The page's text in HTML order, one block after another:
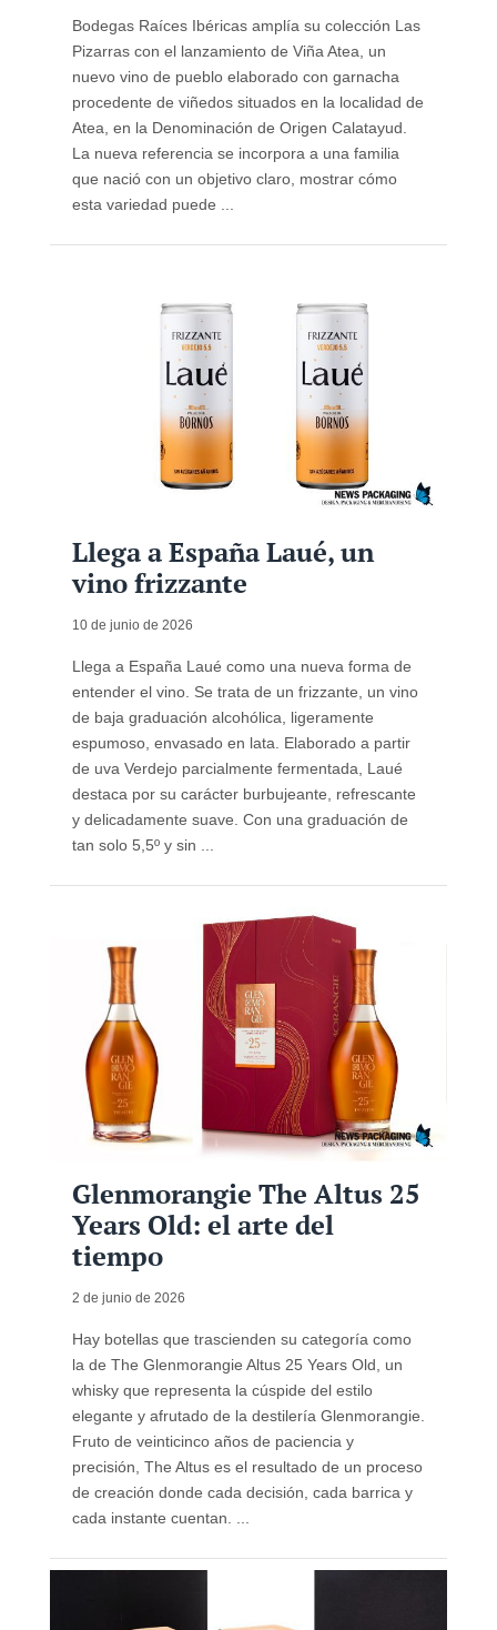
Bodegas Raíces Ibéricas amplía su colección Las
Pizarras con el lanzamiento de Viña Atea, un
nuevo vino de pueblo elaborado con garnacha
procedente de viñedos situados en la localidad de
Atea, en la Denominación de Origen Calatayud.
La nueva referencia se incorpora a una familia
que nació con un objetivo claro, mostrar cómo
esta variedad puede ...
Llega a España Laué, un
vino frizzante
10 de junio de 2026
Llega a España Laué como una nueva forma de
entender el vino. Se trata de un frizzante, un vino
de baja graduación alcohólica, ligeramente
espumoso, envasado en lata. Elaborado a partir
de uva Verdejo parcialmente fermentada, Laué
destaca por su carácter burbujeante, refrescante
y delicadamente suave. Con una graduación de
tan solo 5,5º y sin ...
Glenmorangie The Altus 25
Years Old: el arte del
tiempo
2 de junio de 2026
Hay botellas que trascienden su categoría como
la de The Glenmorangie Altus 25 Years Old, un
whisky que representa la cúspide del estilo
elegante y afrutado de la destilería Glenmorangie.
Fruto de veinticinco años de paciencia y
precisión, The Altus es el resultado de un proceso
de creación donde cada decisión, cada barrica y
cada instante cuentan. ...